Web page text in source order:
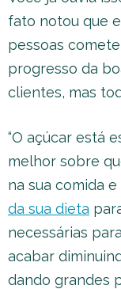
fato notou que
pessoas
progresso da
clientes, mas
“O açúcar está
melhor sobre
na sua comida
da sua dieta
necessárias
acabar
dando grandes